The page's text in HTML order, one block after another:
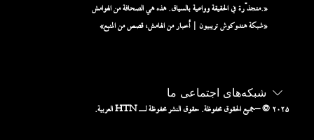
شبکه‌های اجتماعی ما
– © ۲۰۲۵جميع الحقوق محفوظة. حقوق النشر محفوظة لـ HTN العربية.
متجذّرة في الحقيقة وواعية بالسياق. هذه هي الصحافة من الهوامش.»
«شبكة هندوكوش تريبيون | أخبار من الهامش، قصص من المنبع»